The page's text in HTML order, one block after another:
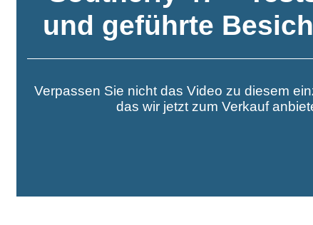
und geführte
Verpassen Sie nicht das Video zu diesem
das wir jetzt zum Verkauf